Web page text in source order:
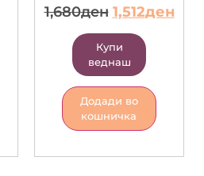
1,680ден 1,512ден
Купи
веднаш
Додади во
кошничка